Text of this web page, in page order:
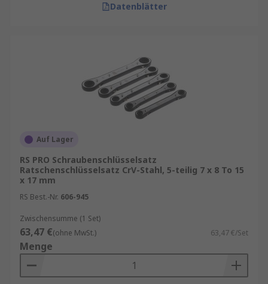
Datenblätter
Auf Lager
RS PRO Schraubenschlüsselsatz
Ratschenschlüsselsatz CrV-Stahl, 5-teilig 7 x 8 To 15
x 17 mm
RS Best.-Nr. 606-945
Zwischensumme (1 Set)
63,47 €(ohne MwSt.) 63,47 €/Set
Menge